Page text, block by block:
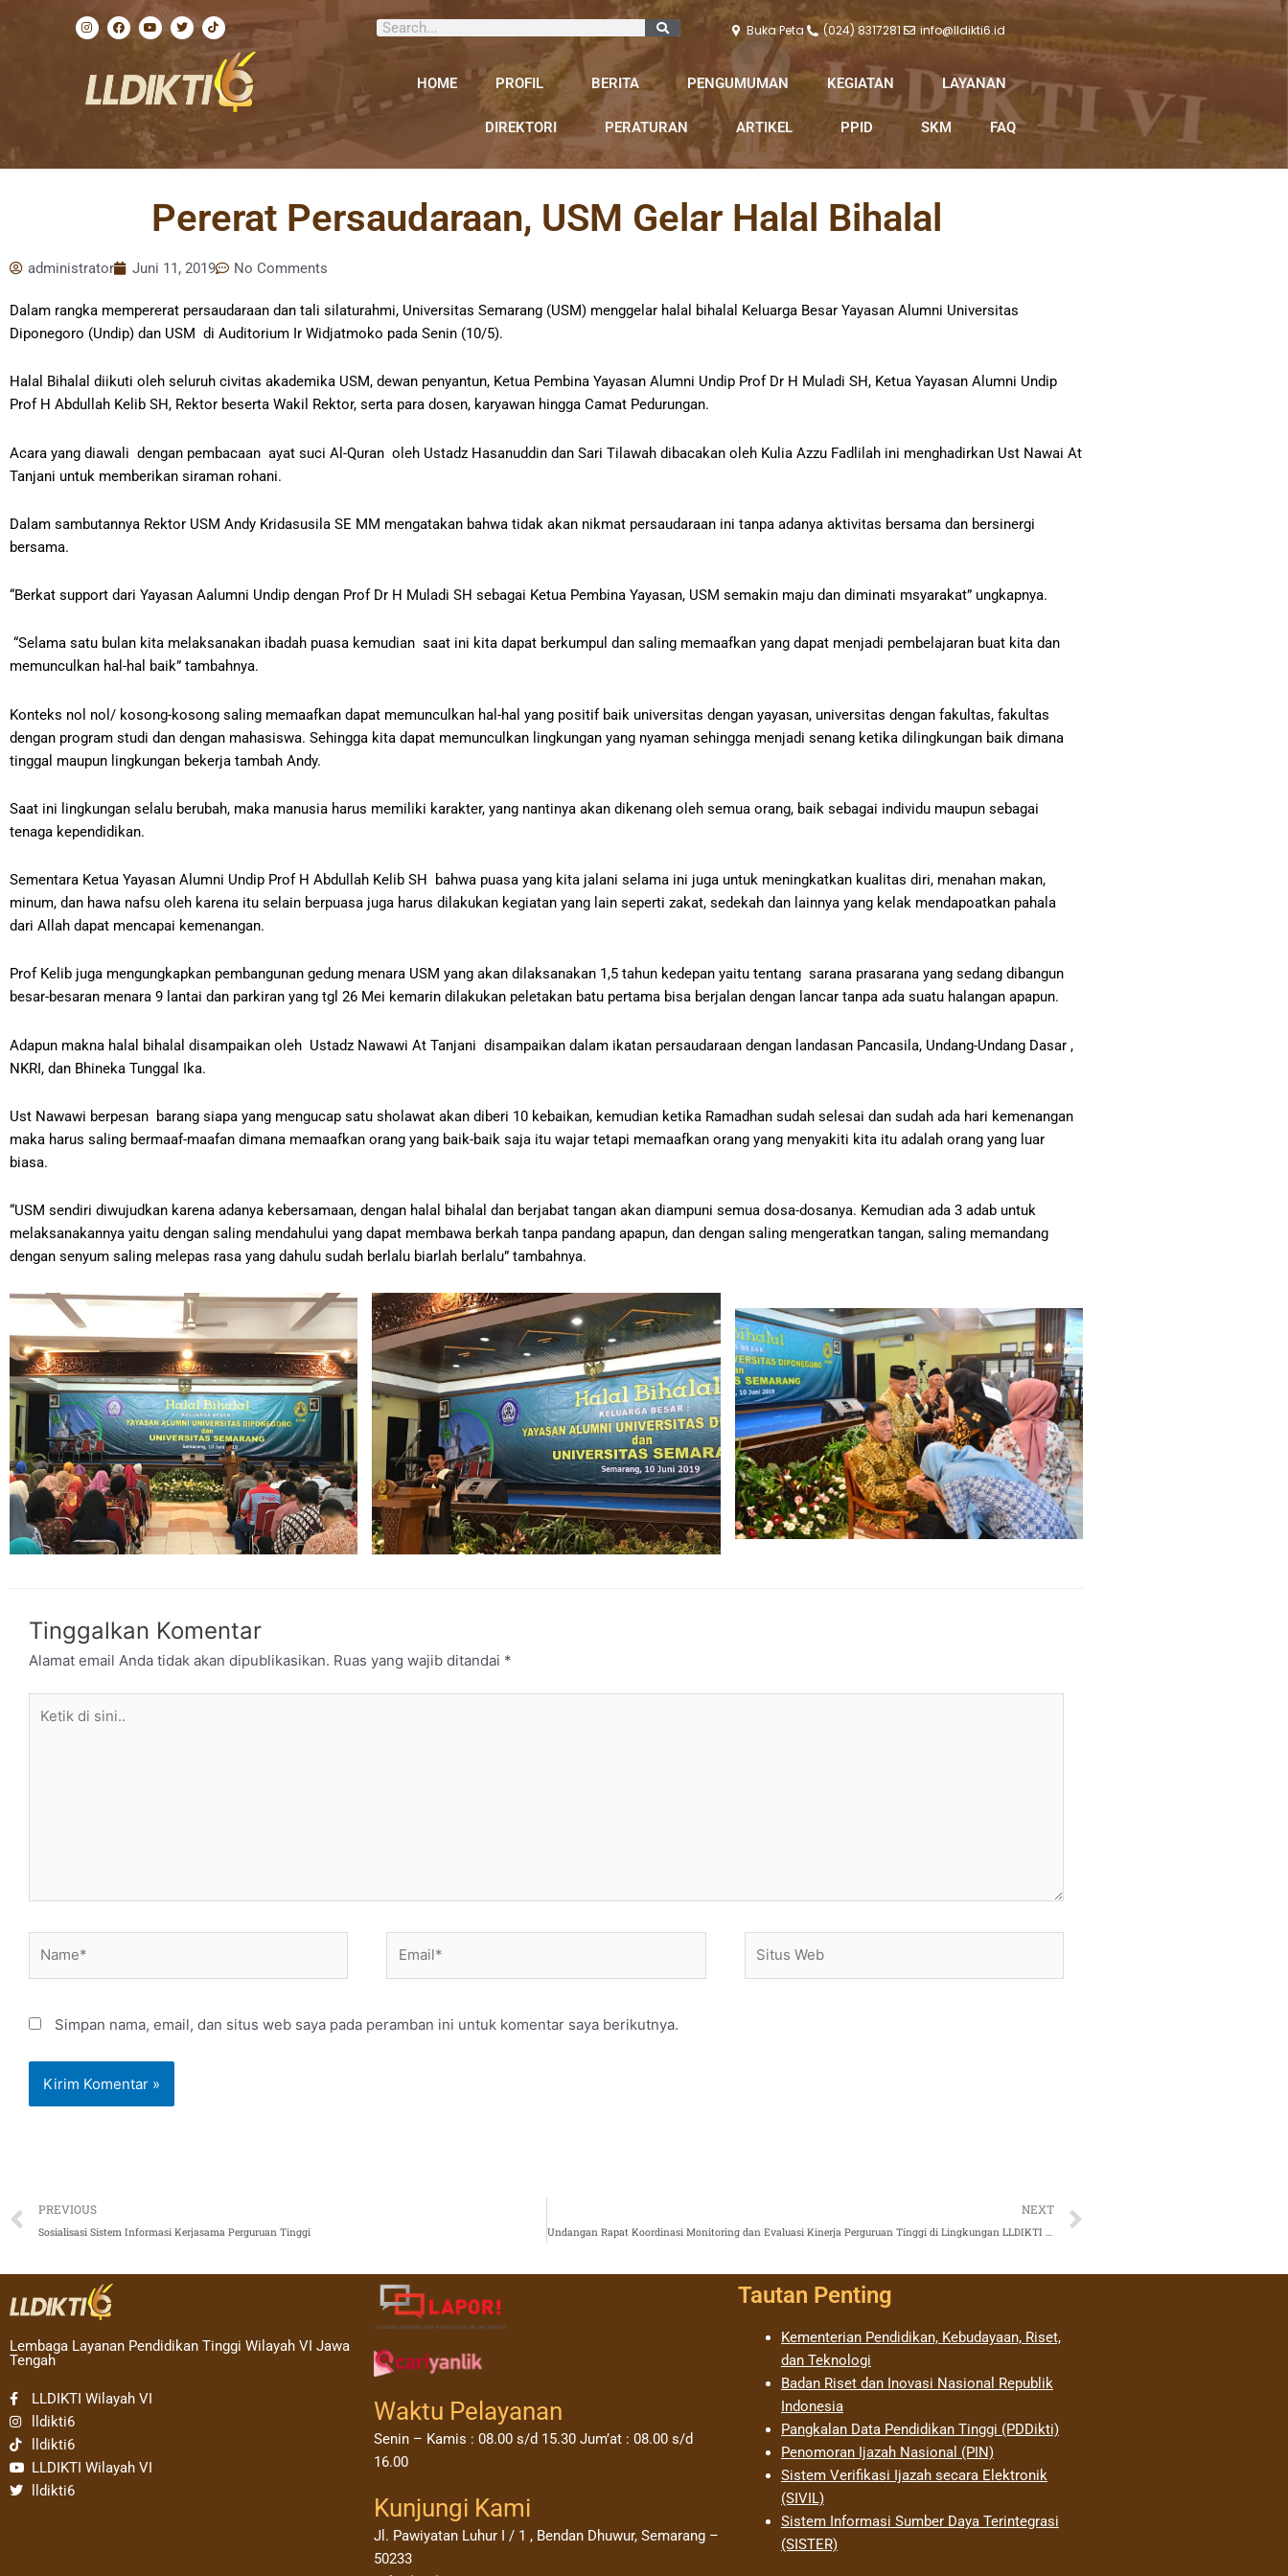
I
n
g
r
a
F
a
o
o
k
Y
o
b
e
T
w
e
T
i
t
o
k
Search Buka Peta (024) 8317281 info@lldikti6.id
HOME PROFIL BERITA PENGUMUMAN KEGIATAN LAYANAN
DIREKTORI PERATURAN ARTIKEL PPID SKM FAQ
Pererat Persaudaraan, USM Gelar Halal Bihalal
administrator Juni 11, 2019 No Comments
Dalam rangka mempererat persaudaraan dan tali silaturahmi, Universitas Semarang (USM) menggelar halal bihalal Keluarga Besar Yayasan Alumni Universitas
Diponegoro (Undip) dan USM di Auditorium Ir Widjatmoko pada Senin (10/5).
Halal Bihalal diikuti oleh seluruh civitas akademika USM, dewan penyantun, Ketua Pembina Yayasan Alumni Undip Prof Dr H Muladi SH, Ketua Yayasan Alumni Undip
Prof H Abdullah Kelib SH, Rektor beserta Wakil Rektor, serta para dosen, karyawan hingga Camat Pedurungan.
Acara yang diawali dengan pembacaan ayat suci Al-Quran oleh Ustadz Hasanuddin dan Sari Tilawah dibacakan oleh Kulia Azzu Fadlilah ini menghadirkan Ust Nawai At
Tanjani untuk memberikan siraman rohani.
Dalam sambutannya Rektor USM Andy Kridasusila SE MM mengatakan bahwa tidak akan nikmat persaudaraan ini tanpa adanya aktivitas bersama dan bersinergi
bersama.
“Berkat support dari Yayasan Aalumni Undip dengan Prof Dr H Muladi SH sebagai Ketua Pembina Yayasan, USM semakin maju dan diminati msyarakat” ungkapnya.
“Selama satu bulan kita melaksanakan ibadah puasa kemudian saat ini kita dapat berkumpul dan saling memaafkan yang dapat menjadi pembelajaran buat kita dan
memunculkan hal-hal baik” tambahnya.
Konteks nol nol/ kosong-kosong saling memaafkan dapat memunculkan hal-hal yang positif baik universitas dengan yayasan, universitas dengan fakultas, fakultas
dengan program studi dan dengan mahasiswa. Sehingga kita dapat memunculkan lingkungan yang nyaman sehingga menjadi senang ketika dilingkungan baik dimana
tinggal maupun lingkungan bekerja tambah Andy.
Saat ini lingkungan selalu berubah, maka manusia harus memiliki karakter, yang nantinya akan dikenang oleh semua orang, baik sebagai individu maupun sebagai
tenaga kependidikan.
Sementara Ketua Yayasan Alumni Undip Prof H Abdullah Kelib SH bahwa puasa yang kita jalani selama ini juga untuk meningkatkan kualitas diri, menahan makan,
minum, dan hawa nafsu oleh karena itu selain berpuasa juga harus dilakukan kegiatan yang lain seperti zakat, sedekah dan lainnya yang kelak mendapoatkan pahala
dari Allah dapat mencapai kemenangan.
Prof Kelib juga mengungkapkan pembangunan gedung menara USM yang akan dilaksanakan 1,5 tahun kedepan yaitu tentang sarana prasarana yang sedang dibangun
besar-besaran menara 9 lantai dan parkiran yang tgl 26 Mei kemarin dilakukan peletakan batu pertama bisa berjalan dengan lancar tanpa ada suatu halangan apapun.
Adapun makna halal bihalal disampaikan oleh Ustadz Nawawi At Tanjani disampaikan dalam ikatan persaudaraan dengan landasan Pancasila, Undang-Undang Dasar ,
NKRI, dan Bhineka Tunggal Ika.
Ust Nawawi berpesan barang siapa yang mengucap satu sholawat akan diberi 10 kebaikan, kemudian ketika Ramadhan sudah selesai dan sudah ada hari kemenangan
maka harus saling bermaaf-maafan dimana memaafkan orang yang baik-baik saja itu wajar tetapi memaafkan orang yang menyakiti kita itu adalah orang yang luar
biasa.
“USM sendiri diwujudkan karena adanya kebersamaan, dengan halal bihalal dan berjabat tangan akan diampuni semua dosa-dosanya. Kemudian ada 3 adab untuk
melaksanakannya yaitu dengan saling mendahului yang dapat membawa berkah tanpa pandang apapun, dan dengan saling mengeratkan tangan, saling memandang
dengan senyum saling melepas rasa yang dahulu sudah berlalu biarlah berlalu” tambahnya.
Tinggalkan Komentar
Alamat email Anda tidak akan dipublikasikan. Ruas yang wajib ditandai *
Web
Simpan nama, email, dan situs web saya pada peramban ini untuk komentar saya berikutnya.
Prev
PREVIOUS
Sosialisasi Sistem Informasi Kerjasama Perguruan Tinggi
NEXT
Undangan Rapat Koordinasi Monitoring dan Evaluasi Kinerja Perguruan Tinggi di Lingkungan LLDIKTI Wilayah VI Jawa Tengah
Lembaga Layanan Pendidikan Tinggi Wilayah VI Jawa
Tengah
LLDIKTI Wilayah VI
lldikti6
lldikti6
LLDIKTI Wilayah VI
lldikti6
Waktu Pelayanan
Senin – Kamis : 08.00 s/d 15.30 Jum’at : 08.00 s/d
16.00
Kunjungi Kami
Jl. Pawiyatan Luhur I / 1 , Bendan Dhuwur, Semarang –
50233
Tautan Penting
Kementerian Pendidikan, Kebudayaan, Riset,
dan Teknologi
Badan Riset dan Inovasi Nasional Republik
Indonesia
Pangkalan Data Pendidikan Tinggi (PDDikti)
Penomoran Ijazah Nasional (PIN)
Sistem Verifikasi Ijazah secara Elektronik
(SIVIL)
Sistem Informasi Sumber Daya Terintegrasi
(SISTER)